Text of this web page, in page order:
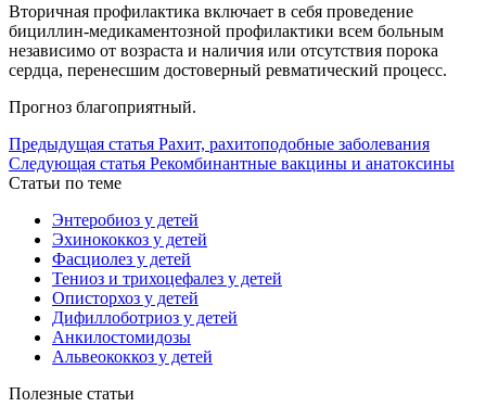
Вторичная профилактика включает в себя проведение
бициллин-медикаментозной профилактики всем больным
независимо от возраста и наличия или отсутствия порока
сердца, перенесшим достоверный ревматический процесс.
Прогноз благоприятный.
Предыдущая статья Рахит, рахитоподобные заболевания
Следующая статья Рекомбинантные вакцины и анатоксины
Статьи по теме
Энтеробиоз у детей
Эхинококкоз у детей
Фасциолез у детей
Тениоз и трихоцефалез у детей
Описторхоз у детей
Дифиллоботриоз у детей
Анкилостомидозы
Альвеококкоз у детей
Полезные статьи